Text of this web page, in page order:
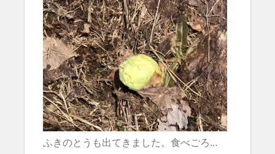
ふきのとうも出てきました。食べごろ…